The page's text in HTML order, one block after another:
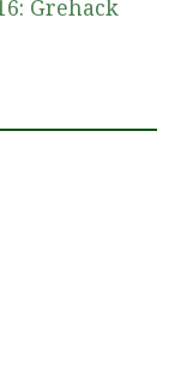
Grehack